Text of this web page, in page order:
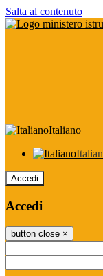
Salta al contenuto
Italiano
Accedi
Accedi
button close ×